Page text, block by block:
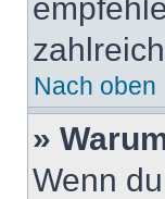
Nach oben
»
Wenn